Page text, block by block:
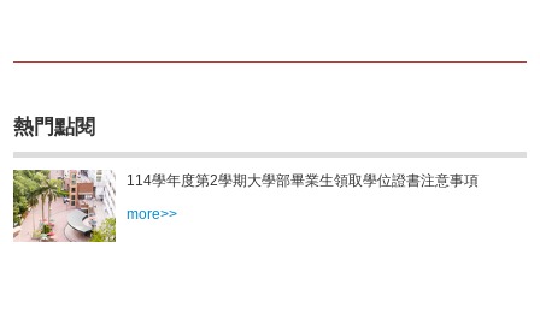
熱門點閱
114學年度第2學期大學部畢業生領取學位證書注意事項
more>>